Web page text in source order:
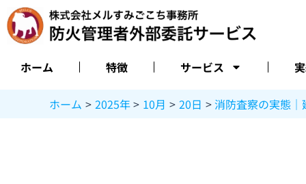
容
を
ホーム 特徴 サービス
ホーム 2025年 10月 20日 消防査察の実態